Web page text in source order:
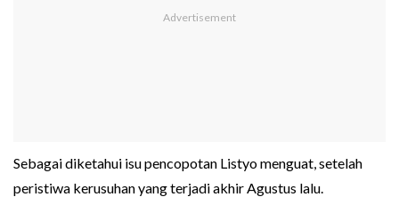
Sebagai diketahui isu pencopotan Listyo menguat, setelah
peristiwa kerusuhan yang terjadi akhir Agustus lalu.